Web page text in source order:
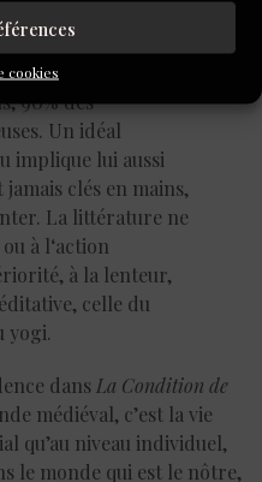
cookies
n’échappe à sa haine »
90% des
Un idéal
implique lui aussi
clés en mains,
La littérature ne
à l‘action
à la lenteur,
celle du
yogi.
dans La Condition de
médiéval, c’est la vie
qu’au niveau individuel,
le monde qui est le nôtre,